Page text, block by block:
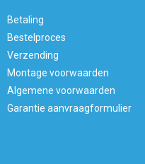
Betaling
Bestelproces
Verzending
Montage voorwaarden
Algemene voorwaarden
Garantie aanvraagformulier